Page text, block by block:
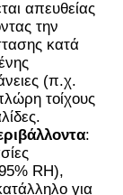
απευθείας
την
κατά
(π.χ.
τοίχους
:
RH),
για